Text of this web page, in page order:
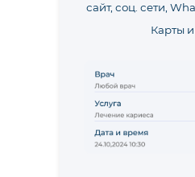
сайт, соц. сети,
Карты и